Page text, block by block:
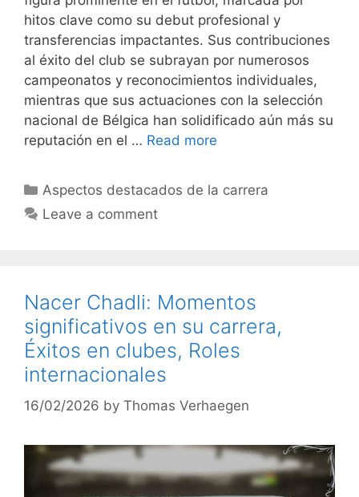
hitos clave como su debut profesional y
transferencias impactantes. Sus contribuciones
al éxito del club se subrayan por numerosos
campeonatos y reconocimientos individuales,
mientras que sus actuaciones con la selección
nacional de Bélgica han solidificado aún más su
reputación en el … Read more
Categories
Aspectos destacados de la carrera
Leave a comment
Nacer Chadli: Momentos
significativos en su carrera,
Éxitos en clubes, Roles
internacionales
16/02/2026 by Thomas Verhaegen